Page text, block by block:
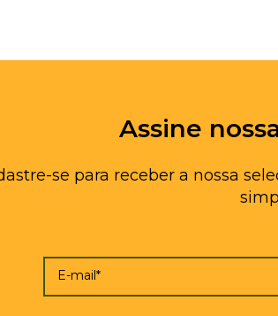
Assine
se para receber a nossa
E-mail*